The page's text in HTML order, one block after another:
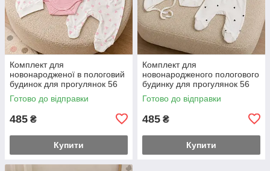
Комплект для
новонародженої в пологовий
будинок для прогулянок 56
розмір боді повзуни та
шапочка заміри на
Готово до відправки
485 ₴
Купити
Комплект для
новонародженого пологового
будинку для прогулянок 56
розмір боді повзуни та чепчик
заміри на додаткових фото
Готово до відправки
485 ₴
Купити